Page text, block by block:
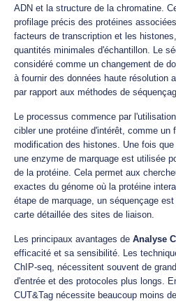
ADN et la structure de la chromatine.
profilage précis des protéines
facteurs de transcription et les
quantités minimales d'échantillon. Le
considéré comme un changement de
à fournir des données haute résolution
par rapport aux méthodes de
Le processus commence par
cibler une protéine d'intérêt, comme un
modification des histones. Une fois
une enzyme de marquage est utilisée
de la protéine. Cela permet aux
exactes du génome où la protéine
étape de marquage, un séquençage
carte détaillée des sites de liaison.
Les principaux avantages de Analyse
efficacité et sa sensibilité. Les
ChIP-seq, nécessitent souvent de
d'entrée et des protocoles plus longs.
CUT&Tag nécessite beaucoup moins